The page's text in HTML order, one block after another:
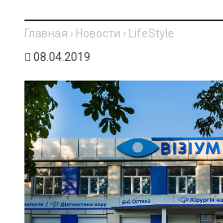
Главная › Новости › LifeStyle
08.04.2019